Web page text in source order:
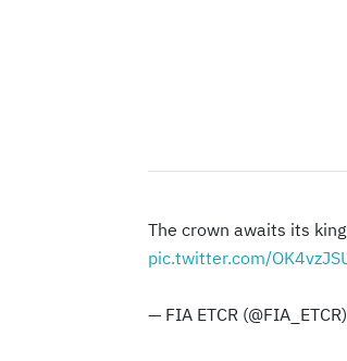
The crown awaits its
pic.twitter.com/
— FIA ETCR (@FIA_ETCR)